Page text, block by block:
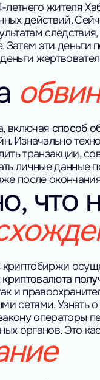
жителя
действий.
эти деньги
включая способ
Изначально
транзакции,
личные данные
после
что
криптовалюта
и
сетями. Узнать
операторы
органов. Это